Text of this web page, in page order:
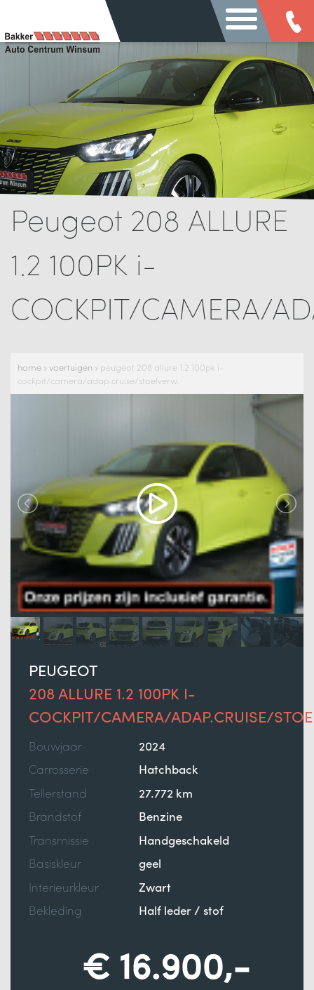
Peugeot 208 ALLURE
1.2 100PK i-
COCKPIT/CAMERA/
home » voertuigen » peugeot 208 allure 1.2 100pk i-
cockpit/camera/adap.cruise/stoelverw.
PEUGEOT
208 ALLURE 1.2 100PK I-
COCKPIT/CAMERA/ADAP.CRUISE/
Bouwjaar
2024
Carrosserie
Hatchback
Tellerstand
27.772 km
Brandstof
Benzine
Transmissie
Handgeschakeld
Basiskleur
geel
Interieurkleur
Zwart
Bekleding
Half leder / stof
€ 16.900,-